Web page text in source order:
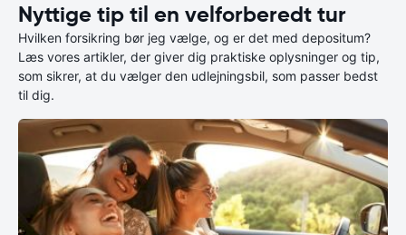
Nyttige tip til en velforberedt tur
Hvilken forsikring bør jeg vælge, og er det med depositum?
Læs vores artikler, der giver dig praktiske oplysninger og tip,
som sikrer, at du vælger den udlejningsbil, som passer bedst
til dig.